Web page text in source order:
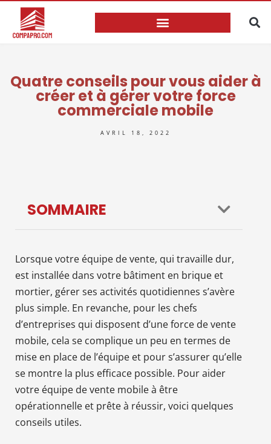
Quatre conseils pour vous aider à
créer et à gérer votre force
commerciale mobile
AVRIL 18, 2022
SOMMAIRE
Lorsque votre équipe de vente, qui travaille dur,
est installée dans votre bâtiment en brique et
mortier, gérer ses activités quotidiennes s’avère
plus simple. En revanche, pour les chefs
d’entreprises qui disposent d’une force de vente
mobile, cela se complique un peu en termes de
mise en place de l’équipe et pour s’assurer qu’elle
se montre la plus efficace possible. Pour aider
votre équipe de vente mobile à être
opérationnelle et prête à réussir, voici quelques
conseils utiles.